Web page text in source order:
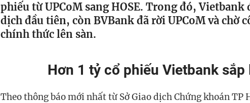
phiếu từ UPCoM sang HOSE. Trong đó, Vietbank
dịch đầu tiên, còn BVBank đã rời UPCoM và chờ
chính thức lên sàn.
Hơn 1 tỷ cổ phiếu Vietbank sắp
Theo thông báo mới nhất từ Sở Giao dịch Chứng khoán TP